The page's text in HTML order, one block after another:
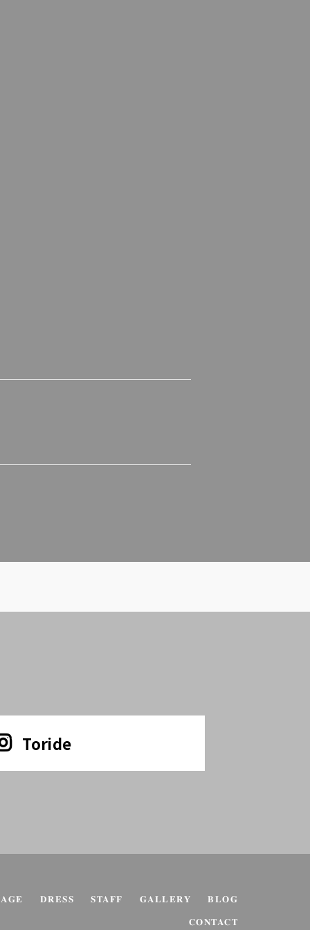
Toride
DRESS STAFF GALLERY BLOG
CONTACT